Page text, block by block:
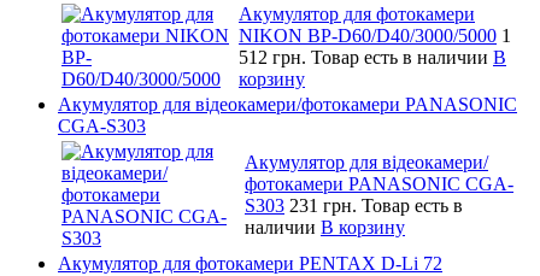
Акумулятор для фотокамери
NIKON BP-D60/D40/3000/5000 1
512 грн. Товар есть в наличии В
корзину
Акумулятор для відеокамери/фотокамери PANASONIC
CGA-S303
Акумулятор для відеокамери/
фотокамери PANASONIC CGA-
S303 231 грн. Товар есть в
наличии В корзину
Акумулятор для фотокамери PENTAX D-Li 72